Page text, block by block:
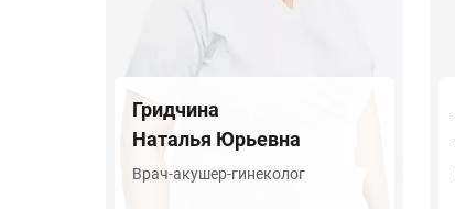
Гридчина
Наталья Юрьевна
Врач-акушер-гинеколог